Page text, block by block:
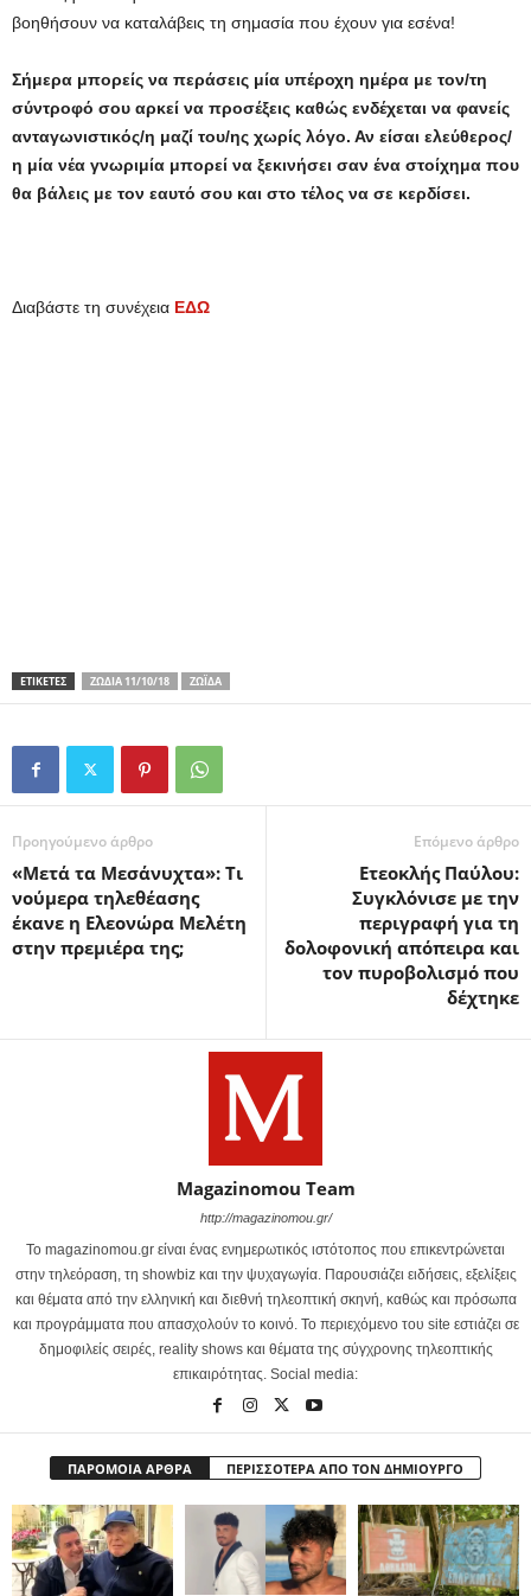
βοηθήσουν να καταλάβεις τη σημασία που έχουν για εσένα!
Σήμερα μπορείς να περάσεις μία υπέροχη ημέρα με τον/τη
σύντροφό σου αρκεί να προσέξεις καθώς ενδέχεται να φανείς
ανταγωνιστικός/η μαζί του/ης χωρίς λόγο. Αν είσαι ελεύθερος/
η μία νέα γνωριμία μπορεί να ξεκινήσει σαν ένα στοίχημα που
θα βάλεις με τον εαυτό σου και στο τέλος να σε κερδίσει.
Διαβάστε τη συνέχεια ΕΔΩ
ΕΤΙΚΕΤΕΣ ΖΏΔΙΑ 11/10/18 ΖΏΙΔΑ
Προηγούμενο άρθρο
«Μετά τα Μεσάνυχτα»: Τι
νούμερα τηλεθέασης
έκανε η Ελεονώρα Μελέτη
στην πρεμιέρα της;
Επόμενο άρθρο
Ετεοκλής Παύλου:
Συγκλόνισε με την
περιγραφή για τη
δολοφονική απόπειρα και
τον πυροβολισμό που
δέχτηκε
Magazinomou Team
http://magazinomou.gr/
Το magazinomou.gr είναι ένας ενημερωτικός ιστότοπος που επικεντρώνεται
στην τηλεόραση, τη showbiz και την ψυχαγωγία. Παρουσιάζει ειδήσεις, εξελίξεις
και θέματα από την ελληνική και διεθνή τηλεοπτική σκηνή, καθώς και πρόσωπα
και προγράμματα που απασχολούν το κοινό. Το περιεχόμενο του site εστιάζει σε
δημοφιλείς σειρές, reality shows και θέματα της σύγχρονης τηλεοπτικής
επικαιρότητας. Social media:
ΠΑΡΟΜΟΙΑ ΑΡΘΡΑ ΠΕΡΙΣΣΟΤΕΡΑ ΑΠΟ ΤΟΝ ΔΗΜΙΟΥΡΓΟ